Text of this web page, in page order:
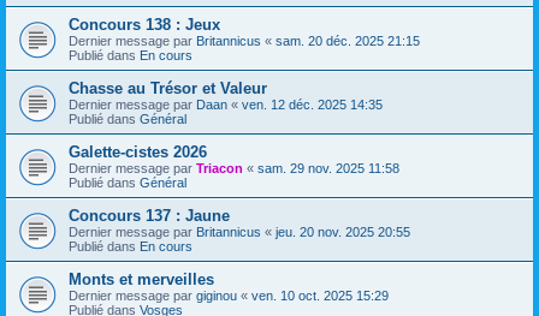
Concours 138 : Jeux
Dernier message par Britannicus « sam. 20 déc. 2025 21:15
Publié dans En cours
Chasse au Trésor et Valeur
Dernier message par Daan « ven. 12 déc. 2025 14:35
Publié dans Général
Galette-cistes 2026
Dernier message par Triacon « sam. 29 nov. 2025 11:58
Publié dans Général
Concours 137 : Jaune
Dernier message par Britannicus « jeu. 20 nov. 2025 20:55
Publié dans En cours
Monts et merveilles
Dernier message par giginou « ven. 10 oct. 2025 15:29
Publié dans Vosges